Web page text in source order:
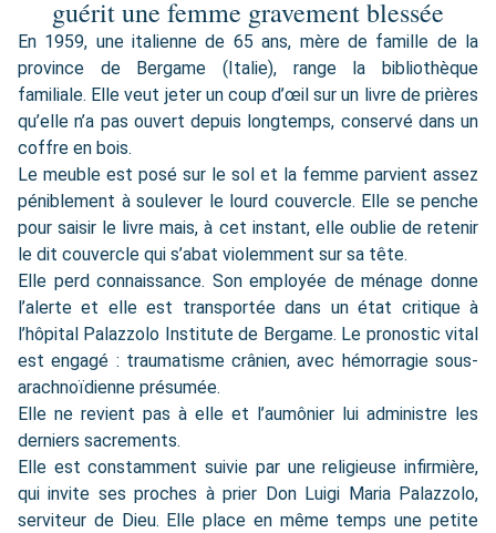
guérit une femme gravement blessée
En 1959, une italienne de 65 ans, mère de famille de la
province de Bergame (Italie), range la bibliothèque
familiale. Elle veut jeter un coup d’œil sur un livre de prières
qu’elle n’a pas ouvert depuis longtemps, conservé dans un
coffre en bois.
Le meuble est posé sur le sol et la femme parvient assez
péniblement à soulever le lourd couvercle. Elle se penche
pour saisir le livre mais, à cet instant, elle oublie de retenir
le dit couvercle qui s’abat violemment sur sa tête.
Elle perd connaissance. Son employée de ménage donne
l’alerte et elle est transportée dans un état critique à
l’hôpital Palazzolo Institute de Bergame. Le pronostic vital
est engagé : traumatisme crânien, avec hémorragie sous-
arachnoïdienne présumée.
Elle ne revient pas à elle et l’aumônier lui administre les
derniers sacrements.
Elle est constamment suivie par une religieuse infirmière,
qui invite ses proches à prier Don Luigi Maria Palazzolo,
serviteur de Dieu. Elle place en même temps une petite